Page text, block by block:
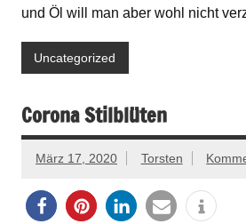
und Öl will man aber wohl nicht
Uncategorized
Corona Stilblüten
März 17, 2020 Torsten